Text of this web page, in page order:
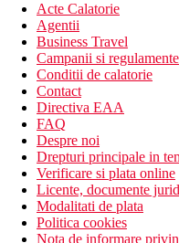
Acte Calatorie
Agentii
Business Travel
Campanii si regulamente
Conditii de calatorie
Contact
Directiva EAA
FAQ
Despre noi
Drepturi principale in
Verificare si plata online
Licente, documente
Modalitati de plata
Politica cookies
Nota de informare